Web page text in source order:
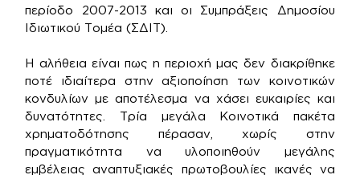
περίοδο 2007-2013 και οι Συμπράξεις Δημοσίου
Ιδιωτικού Τομέα (ΣΔΙΤ).
Η αλήθεια είναι πως η περιοχή μας δεν διακρίθηκε
ποτέ ιδιαίτερα στην αξιοποίηση των κοινοτικών
κονδυλίων με αποτέλεσμα να χάσει ευκαιρίες και
δυνατότητες. Τρία μεγάλα Κοινοτικά πακέτα
χρηματοδότησης πέρασαν, χωρίς στην
πραγματικότητα να υλοποιηθούν μεγάλης
εμβέλειας αναπτυξιακές πρωτοβουλίες ικανές να